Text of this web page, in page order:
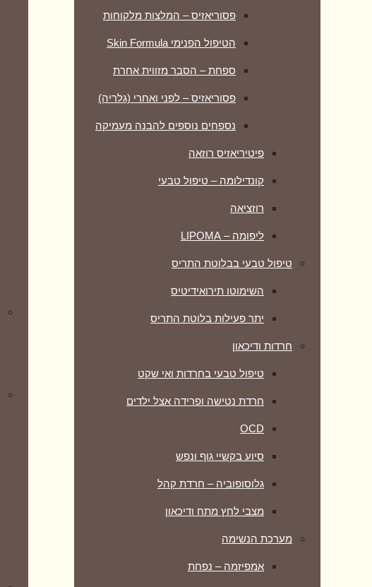
פסוריאזיס – המלצות מלקוחות
הטיפול הפנימי Skin Formula
ספחת – הסבר מזווית אחרת
פסוריאזיס – לפני ואחרי (גלריה)
נספחים נוספים להבנה מעמיקה
פיטיריאזיס רוזאה
קונדילומה – טיפול טבעי
רוזציאה
ליפומה – LIPOMA
טיפול טבעי בבלוטת התריס
השימוטו תירואידיטיס
יתר פעילות בלוטת התריס
חרדות ודיכאון
טיפול טבעי בחרדות ואי שקט
חרדת נטישה ופרידה אצל ילדים
OCD
סיוע בקשיי גוף ונפש
גלוסופוביה – חרדת קהל
מצבי לחץ מתח ודיכאון
מערכת הנשימה
אמפיזמה – נפחת